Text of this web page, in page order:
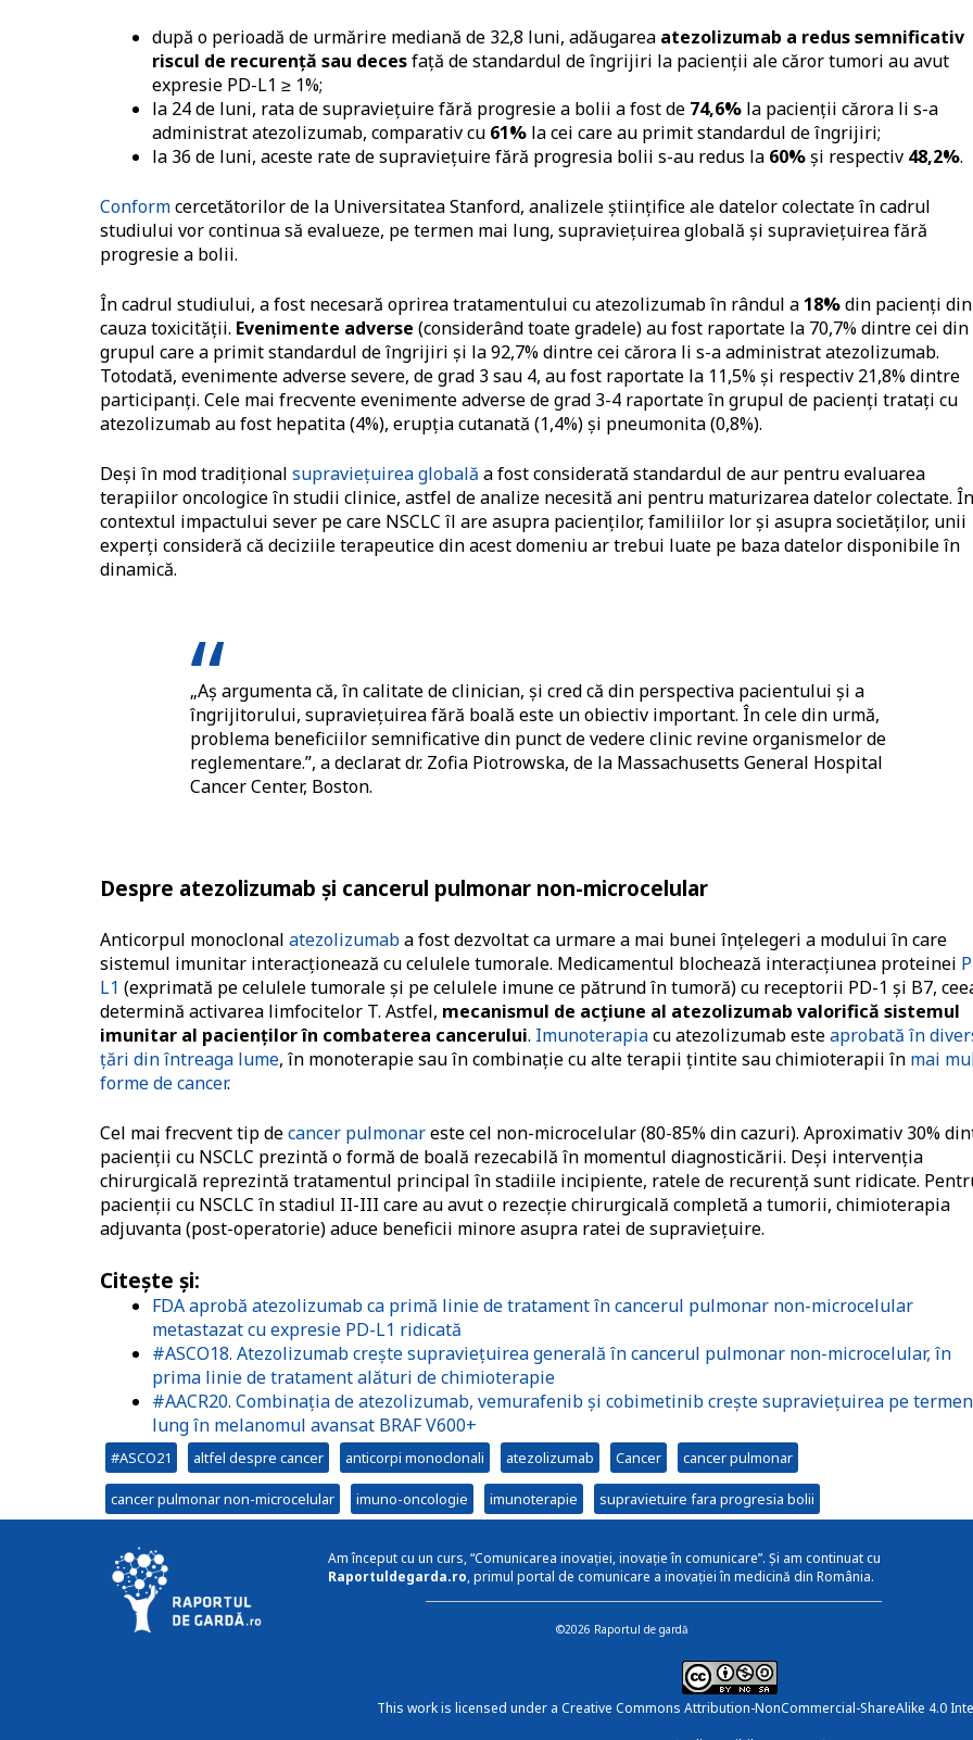
după o perioadă de urmărire mediană de 32,8 luni, adăugarea atezolizumab a redus semnificativ
riscul de recurență sau decesfață de standardul de îngrijiri la pacienții ale căror tumori au avut
expresie PD-L1 ≥ 1%;
la 24 de luni, rata de supraviețuire fără progresie a bolii a fost de 74,6% la pacienții cărora li s-a
administrat atezolizumab, comparativ cu 61% la cei care au primit standardul de îngrijiri;
la 36 de luni, aceste rate de supraviețuire fără progresia bolii s-au redus la 60%și respectiv 48,2%.
Conformcercetătorilor de la Universitatea Stanford, analizele științifice ale datelor colectate în cadrul
studiului vor continua să evalueze, pe termen mai lung, supraviețuirea globală și supraviețuirea fără
progresie a bolii.
În cadrul studiului, a fost necesară oprirea tratamentului cu atezolizumab în rândul a 18%din pacienți din
cauza toxicității. Evenimente adverse (considerând toate gradele) au fost raportate la 70,7% dintre cei din
grupul care a primit standardul de îngrijiri și la 92,7% dintre cei cărora li s-a administrat atezolizumab.
Totodată, evenimente adverse severe, de grad 3 sau 4, au fost raportate la 11,5% și respectiv 21,8% dintre
participanți. Cele mai frecvente evenimente adverse de grad 3-4 raportate în grupul de pacienți tratați cu
atezolizumab au fost hepatita (4%), erupția cutanată (1,4%) și pneumonita (0,8%).
Deși în mod tradițional supraviețuirea globală a fost considerată standardul de aur pentru evaluarea
terapiilor oncologice în studii clinice, astfel de analize necesită ani pentru maturizarea datelor colectate. În
contextul impactului sever pe care NSCLC îl are asupra pacienților, familiilor lor și asupra societăților, unii
experți consideră că deciziile terapeutice din acest domeniu ar trebui luate pe baza datelor disponibile în
dinamică.
„Aș argumenta că, în calitate de clinician, și cred că din perspectiva pacientului și a
îngrijitorului, supraviețuirea fără boală este un obiectiv important. În cele din urmă,
problema beneficiilor semnificative din punct de vedere clinic revine organismelor de
reglementare.”, a declarat dr. Zofia Piotrowska, de la Massachusetts General Hospital
Cancer Center, Boston.
Despre atezolizumab și cancerul pulmonar non-microcelular
Anticorpul monoclonal atezolizumaba fost dezvoltat ca urmare a mai bunei înțelegeri a modului în care
sistemul imunitar interacționează cu celulele tumorale. Medicamentul blochează interacțiunea proteinei
L1 (exprimată pe celulele tumorale și pe celulele imune ce pătrund în tumoră) cu receptorii PD-1 și B7,
determină activarea limfocitelor T. Astfel, mecanismul de acțiune al atezolizumab valorifică sistemul
imunitar al pacienților în combaterea cancerului. Imunoterapiacu atezolizumab esteaprobată în
țări din întreaga lume, în monoterapie sau în combinație cu alte terapii țintite sau chimioterapii în mai
forme de cancer.
Cel mai frecvent tip decancer pulmonareste cel non-microcelular (80-85% din cazuri). Aproximativ 30%
pacienții cu NSCLC prezintă o formă de boală rezecabilă în momentul diagnosticării. Deși intervenția
chirurgicală reprezintă tratamentul principal în stadiile incipiente, ratele de recurență sunt ridicate.
pacienții cu NSCLC în stadiul II-III care au avut o rezecție chirurgicală completă a tumorii, chimioterapia
adjuvanta (post-operatorie) aduce beneficii minore asupra ratei de supraviețuire.
Citește și:
FDA aprobă atezolizumab ca primă linie de tratament în cancerul pulmonar non-microcelular
metastazat cu expresie PD-L1 ridicată
#ASCO18. Atezolizumab crește supraviețuirea generală în cancerul pulmonar non-microcelular, în
prima linie de tratament alături de chimioterapie
#AACR20. Combinația de atezolizumab, vemurafenib și cobimetinib crește supraviețuirea pe termen
lung în melanomul avansat BRAF V600+
#ASCO21 altfel despre cancer anticorpi monoclonali atezolizumab Cancer cancer pulmonar
cancer pulmonar non-microcelular imuno-oncologie imunoterapie supravietuire fara progresia bolii
Am început cu un curs, “Comunicarea inovației, inovație în comunicare”. Și am continuat cu
Raportuldegarda.ro, primul portal de comunicare a inovației în medicină din România.
©2026 Raportul de gardă
This work is licensed under a Creative Commons Attribution-NonCommercial-ShareAlike 4.0